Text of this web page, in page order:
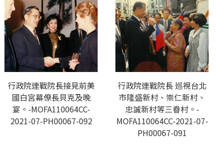
行政院連戰院長接見前美
國白宮幕僚長貝克及晚
宴。-MOFA110064CC-
2021-07-PH00067-092
行政院連戰院長 巡視台北
市隆盛新村、崇仁新村、
忠誠新村等三眷村。-
MOFA110064CC-2021-07-
PH00067-091